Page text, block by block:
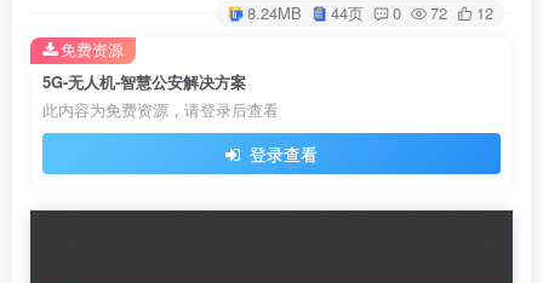
8.24MB 44页 0 72 12
5G-无人机-智慧公安解决方案
此内容为免费资源，请登录后查看
登录查看
免费资源